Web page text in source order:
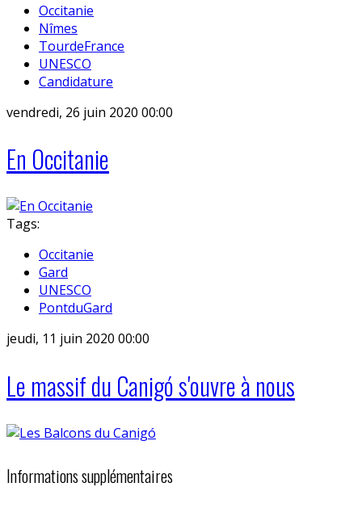
Occitanie
Nîmes
TourdeFrance
UNESCO
Candidature
vendredi, 26 juin 2020 00:00
En Occitanie
Tags:
Occitanie
Gard
UNESCO
PontduGard
jeudi, 11 juin 2020 00:00
Le massif du Canigó s'ouvre à nous
Informations supplémentaires